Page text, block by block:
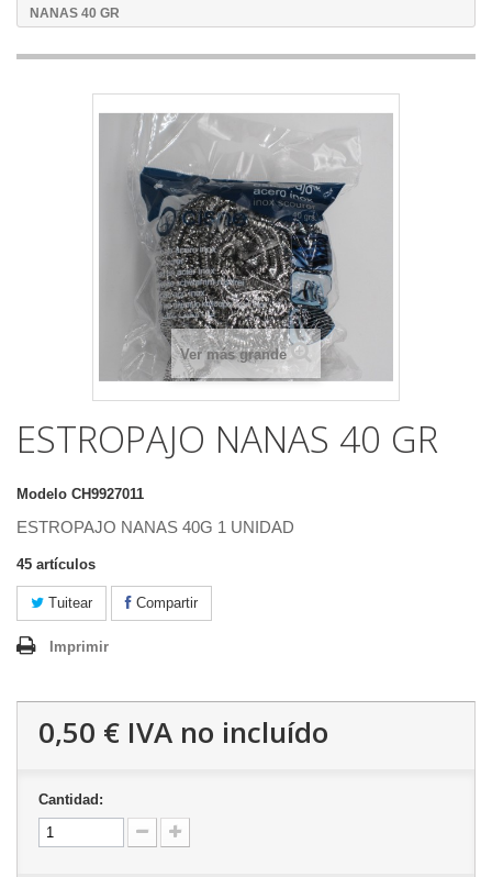
NANAS 40 GR
Ver más grande
ESTROPAJO NANAS 40 GR
Modelo CH9927011
ESTROPAJO NANAS 40G 1 UNIDAD
45 artículos
Tuitear Compartir
Imprimir
0,50 € IVA no incluído
Cantidad: